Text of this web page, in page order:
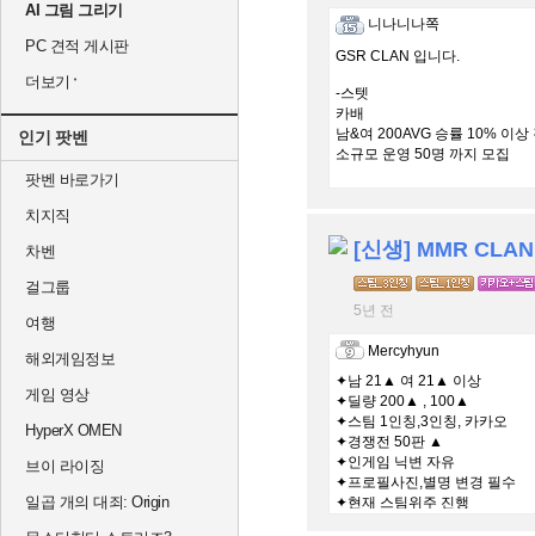
AI 그림 그리기
PC 견적 게시판
더보기
인기 팟벤
팟벤 바로가기
치지직
차벤
걸그룹
여행
해외게임정보
게임 영상
HyperX OMEN
브이 라이징
일곱 개의 대죄: Origin
니나니나쪽
GSR CLAN 입니다.
-스텟
카배
남&여 200AVG 승률 10% 이상
소규모 운영 50명 까지 모집
[신생] MMR CLAN
5년 전
Mercyhyun
✦남 21▲ 여 21▲ 이상
✦딜량 200▲ , 100▲
✦스팀 1인칭,3인칭, 카카오
✦경쟁전 50판 ▲
✦인게임 닉변 자유
✦프로필사진,별명 변경 필수
✦현재 스팀위주 진행